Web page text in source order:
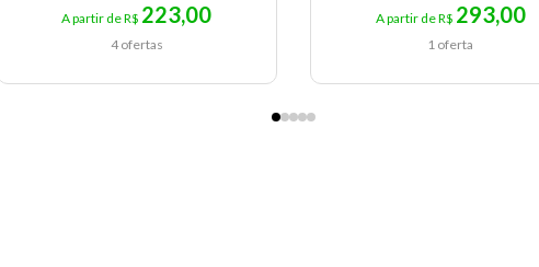
A partir de R$ 223,00
4 ofertas
A partir de R$ 293,00
1 oferta